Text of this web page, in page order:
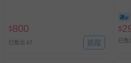
$800
已售出 67 追蹤
$
已售